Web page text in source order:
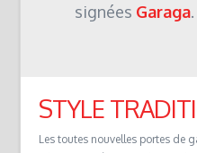
signées Garaga.
STYLE
Les toutes nouvelles portes de